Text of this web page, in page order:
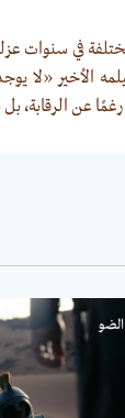
عن الرقابة، بل